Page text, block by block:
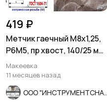
419 ₽
Метчик гаечный М8х1,25,
Р6М5, пр хвост, 140/25 мм,
основ шаг, СССР.
Макеевка
11 месяцев назад